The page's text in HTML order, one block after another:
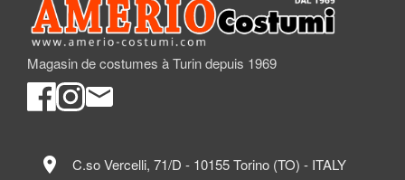
Magasin de costumes à Turin depuis 1969
location_on C.so Vercelli, 71/D - 10155 Torino (TO) - ITALY